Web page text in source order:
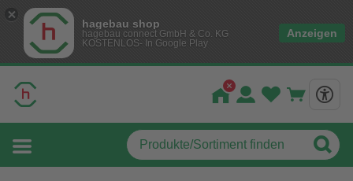
hagebau shop
hagebau connect GmbH & Co. KG
KOSTENLOS- In Google Play
Anzeigen